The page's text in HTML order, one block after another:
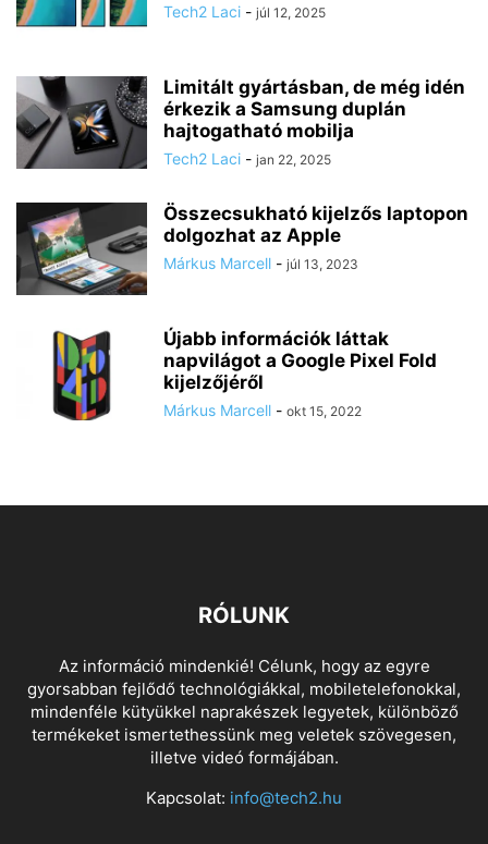
Tech2 Laci - júl 12, 2025
Limitált gyártásban, de még idén
érkezik a Samsung duplán
hajtogatható mobilja
Tech2 Laci - jan 22, 2025
Összecsukható kijelzős laptopon
dolgozhat az Apple
Márkus Marcell - júl 13, 2023
Újabb információk láttak
napvilágot a Google Pixel Fold
kijelzőjéről
Márkus Marcell - okt 15, 2022
RÓLUNK
Az információ mindenkié! Célunk, hogy az egyre
gyorsabban fejlődő technológiákkal, mobiletelefonokkal,
mindenféle kütyükkel naprakészek legyetek, különböző
termékeket ismertethessünk meg veletek szövegesen,
illetve videó formájában.
Kapcsolat: info@tech2.hu